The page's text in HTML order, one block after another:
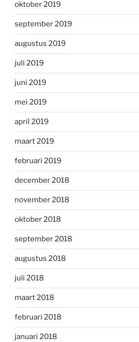
oktober 2019
september 2019
augustus 2019
juli 2019
juni 2019
mei 2019
april 2019
maart 2019
februari 2019
december 2018
november 2018
oktober 2018
september 2018
augustus 2018
juli 2018
maart 2018
februari 2018
januari 2018